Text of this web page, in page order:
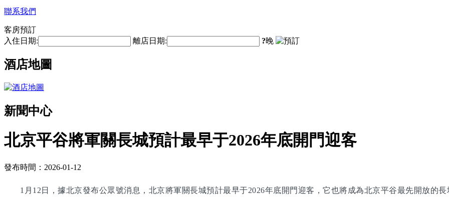
聯系我們
客房預訂
入住日期:
離店日期: ?晚
酒店地圖
新聞中心
北京平谷將軍關長城預計最早于2026年底開門迎客
發布時間：2026-01-12
1月12日，據北京發布公眾號消息，北京將軍關長城預計最早于2026年底開門迎客，它也將成為北京平谷最先開放的長